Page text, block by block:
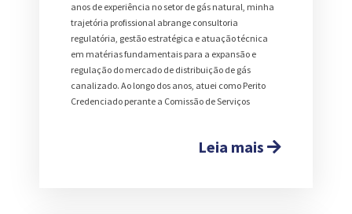
anos de experiência no setor de gás natural, minha
trajetória profissional abrange consultoria
regulatória, gestão estratégica e atuação técnica
em matérias fundamentais para a expansão e
regulação do mercado de distribuição de gás
canalizado. Ao longo dos anos, atuei como Perito
Credenciado perante a Comissão de Serviços
Leia mais